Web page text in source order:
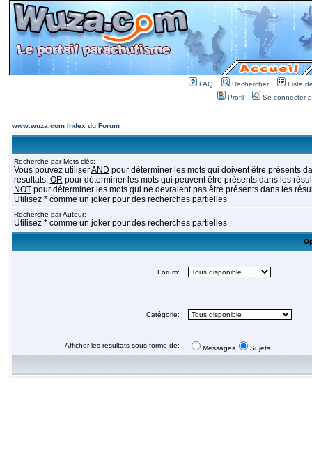
FAQ Rechercher
Liste
Profil
Se connecter
www.wuza.com Index du Forum
Recherche par Mots-clés:
Vous pouvez utiliserAND pour déterminer les mots qui doivent être présents
résultats, OR pour déterminer les mots qui peuvent être présents dans les
NOTpour déterminer les mots qui ne devraient pas être présents dans les
Utilisez * comme un joker pour des recherches partielles
Recherche par Auteur:
Utilisez * comme un joker pour des recherches partielles
Forum:
Catégorie:
Afficher les résultats sous forme de: Messages Sujets